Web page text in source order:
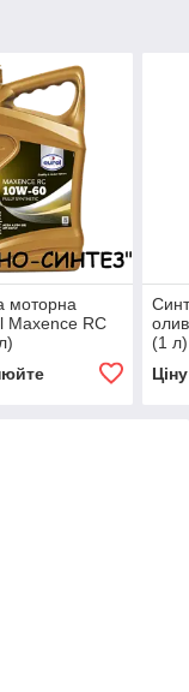
моторна
Maxence RC
(1 л)